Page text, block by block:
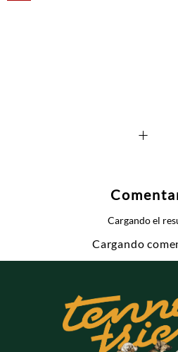
+
Cargando el
Cargando